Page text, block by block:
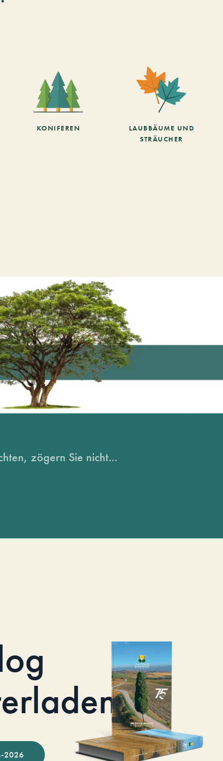
KONIFEREN
LAUBBÄUME UND
STRÄUCHER
zögern Sie nicht...
2026